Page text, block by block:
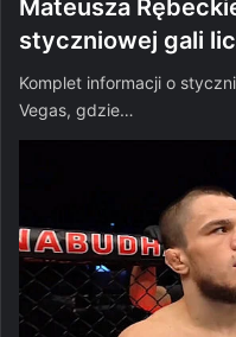
Mateusza
styczniowej gali
Komplet informacji o
Vegas, gdzie…